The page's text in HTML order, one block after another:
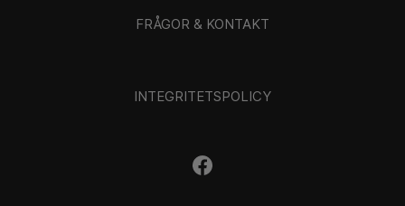
FRÅGOR & KONTAKT
INTEGRITETSPOLICY